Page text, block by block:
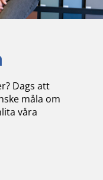
Dags att
måla om
våra